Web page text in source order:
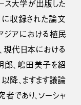
ス大学が出版した
に収録された論文
ジアにおける植民
現代日本における
郎、嶋田美子を紹
以降、ますます議論
であり、ソーシャ